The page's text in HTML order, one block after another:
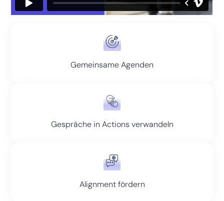
Gemeinsame Agenden
Gespräche in Actions verwandeln
Alignment fördern